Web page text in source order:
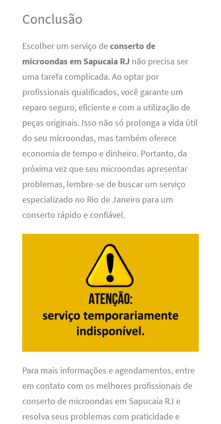
Conclusão
Escolher um serviço deconserto de
microondas em Sapucaia RJ não precisa ser
uma tarefa complicada. Ao optar por
profissionais qualificados, você garante um
reparo seguro, eficiente e com a utilização de
peças originais. Isso não só prolonga a vida útil
do seu microondas, mas também oferece
economia de tempo e dinheiro. Portanto, da
próxima vez que seu microondas apresentar
problemas, lembre-se de buscar um serviço
especializado no Rio de Janeiro para um
conserto rápido e confiável.
Para mais informações e agendamentos, entre
em contato com os melhores profissionais de
conserto de microondas em Sapucaia RJ e
resolva seus problemas com praticidade e